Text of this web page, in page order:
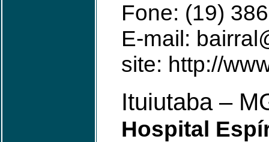
Fone: (19)
E-mail:
site: http://
Ituiutaba –
Hospital